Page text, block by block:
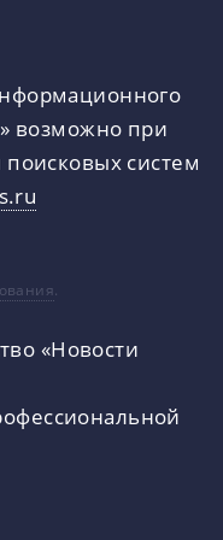
возможно при
систем
.
«Новости